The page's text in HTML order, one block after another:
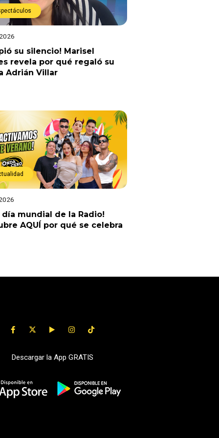
su silencio! Marisel
revela por qué regaló su
Adrián Villar
día mundial de la Radio!
AQUÍ por qué se celebra
Descargar la App GRATIS